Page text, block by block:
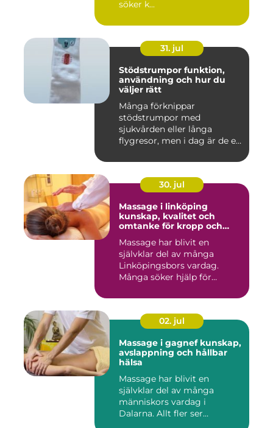
söker k...
31. jul
Stödstrumpor funktion,
användning och hur du
väljer rätt
Många förknippar
stödstrumpor med
sjukvården eller långa
flygresor, men i dag är de ett
30. jul
Massage i linköping
kunskap, kvalitet och
omtanke för kropp och
Massage har blivit en
självklar del av många
Linköpingsbors vardag.
Många söker hjälp för
02. jul
Massage i gagnef kunskap,
avslappning och hållbar
hälsa
Massage har blivit en
självklar del av många
människors vardag i
Dalarna. Allt fler ser